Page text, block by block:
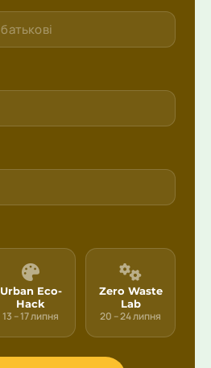
Urban Eco-
Hack
13 – 17 липня
Zero Waste
Lab
20 – 24 липня